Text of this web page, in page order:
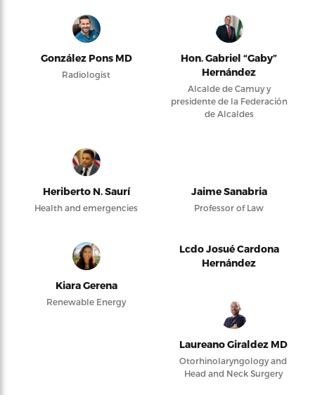
González Pons MD
Radiologist
Hon. Gabriel “Gaby”
Hernández
Alcalde de Camuy y
presidente de la Federación
de Alcaldes
Heriberto N. Saurí
Health and emergencies
Jaime Sanabria
Professor of Law
Kiara Gerena
Renewable Energy
Lcdo Josué Cardona
Hernández
Laureano Giraldez MD
Otorhinolaryngology and
Head and Neck Surgery